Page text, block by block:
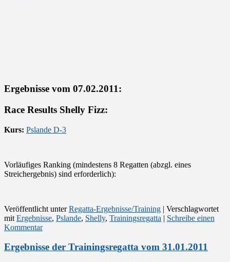
Ergebnisse vom 07.02.2011:
Race Results Shelly Fizz:
Kurs: Pslande D-3
Vorläufiges Ranking (mindestens 8 Regatten (abzgl. eines
Streichergebnis) sind erforderlich):
Veröffentlicht unter Regatta-Ergebnisse/Training | Verschlagwortet
mit Ergebnisse, Pslande, Shelly, Trainingsregatta | Schreibe einen
Kommentar
Ergebnisse der Trainingsregatta vom 31.01.2011